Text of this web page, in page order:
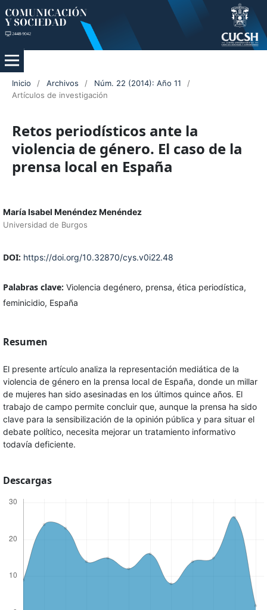
Inicio / Archivos / Núm. 22 (2014): Año 11
/
Artículos de investigación
Retos periodísticos ante la
violencia de género. El caso de la
prensa local en España
María Isabel Menéndez Menéndez
Universidad de Burgos
DOI: https://doi.org/10.32870/cys.v0i22.48
Palabras clave: Violencia degénero, prensa, ética periodística,
feminicidio, España
Resumen
El presente artículo analiza la representación mediática de la
violencia de género en la prensa local de España, donde un millar
de mujeres han sido asesinadas en los últimos quince años. El
trabajo de campo permite concluir que, aunque la prensa ha sido
clave para la sensibilización de la opinión pública y para situar el
debate político, necesita mejorar un tratamiento informativo
todavía deficiente.
Descargas